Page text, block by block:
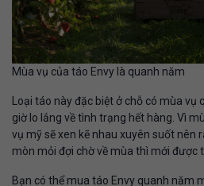
Mùa vụ của táo Envy là quanh năm
Loại táo này đặc biệt ở chỗ có mùa
giờ lo lắng về tình trạng hết hàng. Vì
vụ mỹ sẽ xen kẽ nhau xuyên suốt nên
mòn mỏi đợi chờ về mùa thì mới được
Bạn có thể mua táo Envy quanh năm